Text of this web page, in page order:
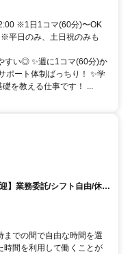
※1日1コマ(60分)〜OK
平日のみ、土日祝のみも
すい◎ ✨週に1コマ(60分)か
ポート体制ばっちり！ ✨学
を教える仕事です！ ...
】業務委託/シフト自由/休日
での間で自由な時間を選
時間を利用して働くことが